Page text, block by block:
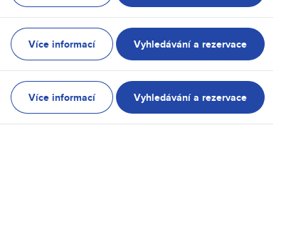
Více informací Vyhledávání a rezervace
Více informací Vyhledávání a rezervace